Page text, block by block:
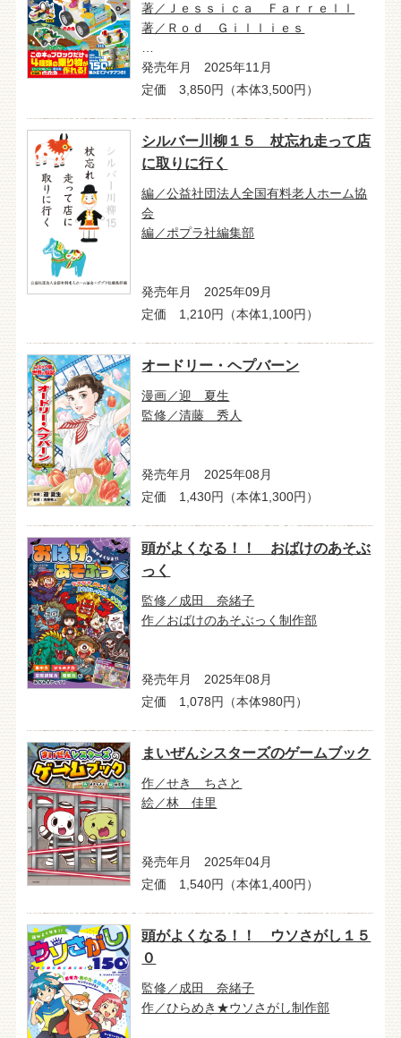
著／Ｊｅｓｓｉｃａ Ｆａｒｒｅｌｌ
著／Ｒｏｄ Ｇｉｌｌｉｅｓ
発売年月 2025年11月
定価 3,850円（本体3,500円）
シルバー川柳１５ 杖忘れ走って店
に取りに行く
編／公益社団法人全国有料老人ホーム協
会
編／ポプラ社編集部
発売年月 2025年09月
定価 1,210円（本体1,100円）
オードリー・ヘプバーン
漫画／迎 夏生
監修／清藤 秀人
発売年月 2025年08月
定価 1,430円（本体1,300円）
頭がよくなる！！ おばけのあそぶ
っく
監修／成田 奈緒子
作／おばけのあそぶっく制作部
発売年月 2025年08月
定価 1,078円（本体980円）
まいぜんシスターズのゲームブック
作／せき ちさと
絵／林 佳里
発売年月 2025年04月
定価 1,540円（本体1,400円）
頭がよくなる！！ ウソさがし１５
０
監修／成田 奈緒子
作／ひらめき★ウソさがし制作部